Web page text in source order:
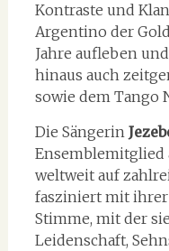
Kontraste und
Argentino der
Jahre aufleben
hinaus auch
sowie dem Tango
Die Sängerin
Ensemblemitglied
weltweit auf
fasziniert mit
Stimme, mit der
Leidenschaft,